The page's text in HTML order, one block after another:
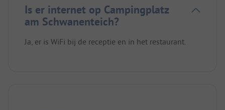
Is er internet op Campingplatz
am Schwanenteich?
Ja, er is WiFi bij de receptie en in het restaurant.